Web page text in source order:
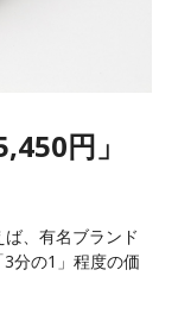
円」
ば、有名ブランド
分の1」程度の価